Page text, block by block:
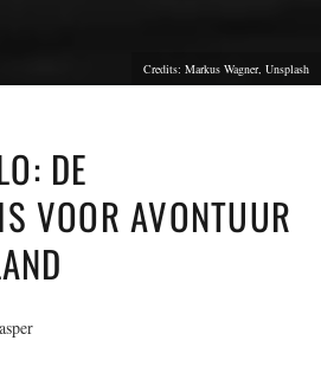
Credits: Markus Wagner, Unsplash
DE
VOOR AVONTUUR